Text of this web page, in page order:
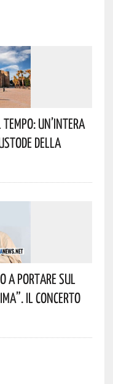
Un’intera
Della
A Portare Sul
Il Concerto